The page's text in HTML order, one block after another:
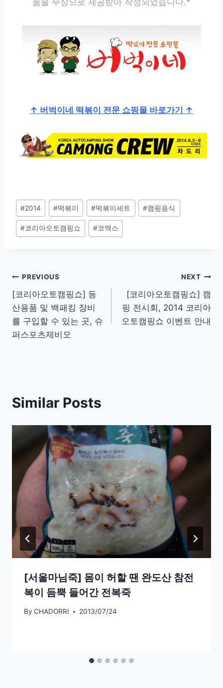
품을 무상으로 제공받아 작성되었습니다.*
↑ 버벅이네 떡볶이 전문 쇼핑몰 바로가기 ↑
Post
Tags:
#2014 #떡볶이 #떡볶이세트 #캠핑음식
#코리아오토캠핑쇼 #코엑스
Post
navigation
PREVIOUS
[코리아오토캠핑쇼] 등
산용품 및 백패킹 장비
를 구입할 수 있는 곳, 슈
퍼스포츠제비오
NEXT
[코리아오토캠핑쇼] 캠
핑 전시회, 2014 코리아
오토캠핑쇼 이벤트 안내
Similar Posts
[서울마님죽] 몸이 허할 땐 완도산 참전
복이 듬뿍 들어간 전복죽
By CHADORRI 2013/07/24